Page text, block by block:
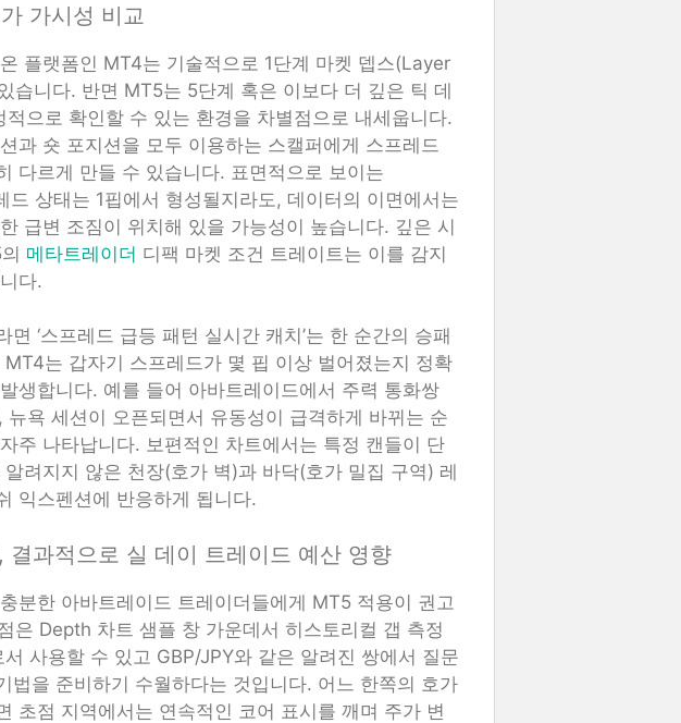
가시성 비교
플랫폼인 MT4는 기술적으로 1단계 마켓 뎁스(Layer
습니다. 반면 MT5는 5단계 혹은 이보다 더 깊은 틱 데
으로 확인할 수 있는 환경을 차별점으로 내세웁니다.
과 숏 포지션을 모두 이용하는 스캘퍼에게 스프레드
다르게 만들 수 있습니다. 표면적으로 보이는
드 상태는 1핍에서 형성될지라도, 데이터의 이면에서는
급변 조짐이 위치해 있을 가능성이 높습니다. 깊은 시
메타트레이더 디팩 마켓 조건 트레이트는 이를 감지
다.
‘스프레드 급등 패턴 실시간 캐치’는 한 순간의 승패
는 갑자기 스프레드가 몇 핍 이상 벌어졌는지 정확
생합니다. 예를 들어 아바트레이드에서 주력 통화쌍
욕 세션이 오픈되면서 유동성이 급격하게 바뀌는 순
주 나타납니다. 보편적인 차트에서는 특정 캔들이 단
려지지 않은 천장(호가 벽)과 바닥(호가 밀집 구역) 레
익스펜션에 반응하게 됩니다.
과적으로 실 데이 트레이드 예산 영향
분한 아바트레이드 트레이더들에게 MT5 적용이 권고
은 Depth 차트 샘플 창 가운데서 히스토리컬 갭 측정
사용할 수 있고 GBP/JPY와 같은 알려진 쌍에서 질문
법을 준비하기 수월하다는 것입니다. 어느 한쪽의 호가
초점 지역에서는 연속적인 코어 표시를 깨며 주가 변